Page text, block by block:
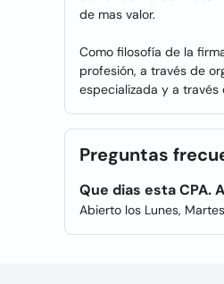
de mas valor.
Como filosofía de la
profesión, a través de
especializada y a
Preguntas
Que dias esta CPA.
Abierto los Lunes,